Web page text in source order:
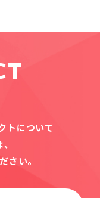
トについて
さい。